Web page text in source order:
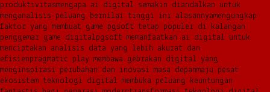
produktivitasmengapa ai digital semakin diandalkan untuk
menganalisis peluang bernilai tinggi ini alasannyamengungkap
faktor yang membuat game pgsoft tetap populer di kalangan
penggemar game digitalpgsoft memanfaatkan ai digital untuk
menciptakan analisis data yang lebih akurat dan
efisienpragmatic play membawa gebrakan digital yang
menginspirasi perubahan dan inovasi masa depanmaju pesat
ekosistem teknologi digital membuka peluang keuntungan